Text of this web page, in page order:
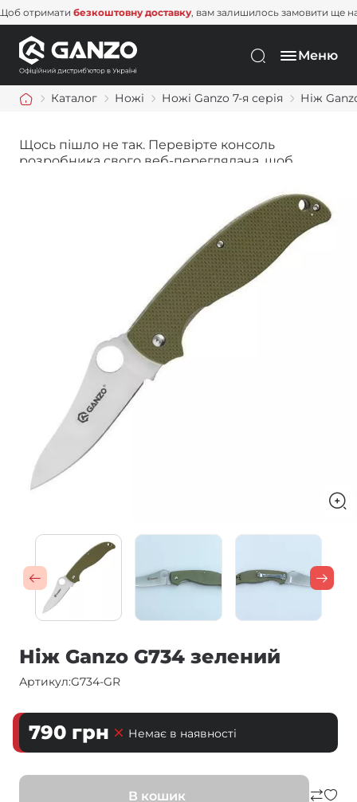
Щоб отриматибезкоштовну доставку, вам залишилось замовити
Меню
Каталог Ножі Ножі Ganzo 7-я серія Ніж
Щось пішло не так. Перевірте консоль
розробника свого веб-переглядача, щоб
Ніж Ganzo G734 зелений
Артикул:G734-GR
790 грн Немає в наявності
В кошик